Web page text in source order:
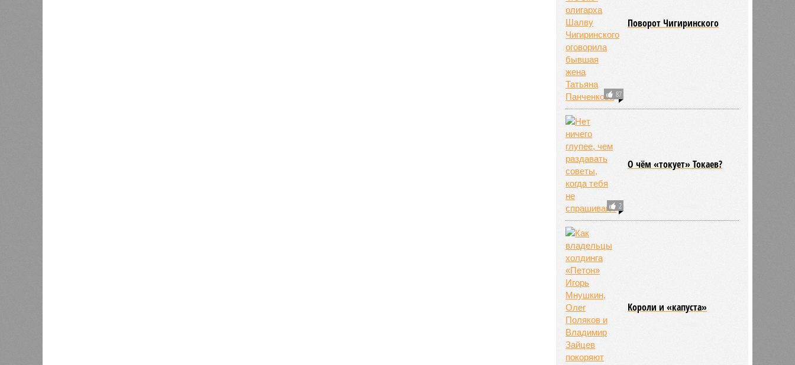
87
Поворот Чигиринского
2
О чём «токует» Токаев?
Kороли и «капуста»